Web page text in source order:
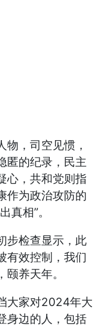
，司空见惯，
匿的纪录，民主
心，共和党则指
作为政治攻防的
真相”。
步检查显示，此
有效控制，我们
养天年。
大家对2024年大
身边的人，包括